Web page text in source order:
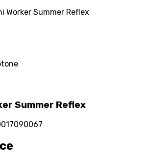
Worker Summer Reflex
Summer Reflex